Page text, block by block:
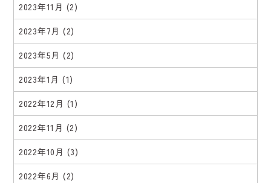
2023年11月 (2)
2023年7月 (2)
2023年5月 (2)
2023年1月 (1)
2022年12月 (1)
2022年11月 (2)
2022年10月 (3)
2022年6月 (2)